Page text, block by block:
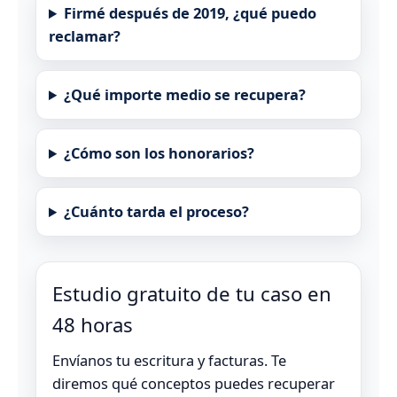
Firmé después de 2019, ¿qué puedo
reclamar?
¿Qué importe medio se recupera?
¿Cómo son los honorarios?
¿Cuánto tarda el proceso?
Estudio gratuito de tu caso en
48 horas
Envíanos tu escritura y facturas. Te
diremos qué conceptos puedes recuperar